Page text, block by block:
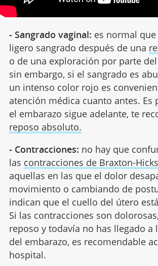
- Sangrado vaginal: es normal
ligero sangrado después de una
o de una exploración por parte
sin embargo, si el sangrado es
un intenso color rojo es
atención médica cuanto antes. Es
el embarazo sigue adelante, te
reposo absoluto.
- Contracciones: no hay que
las contracciones de Braxton-Hicks
aquellas en las que el dolor
movimiento o cambiando de
indican que el cuello del útero
Si las contracciones son
reposo y todavía no has llegado a
del embarazo, es recomendable
hospital.